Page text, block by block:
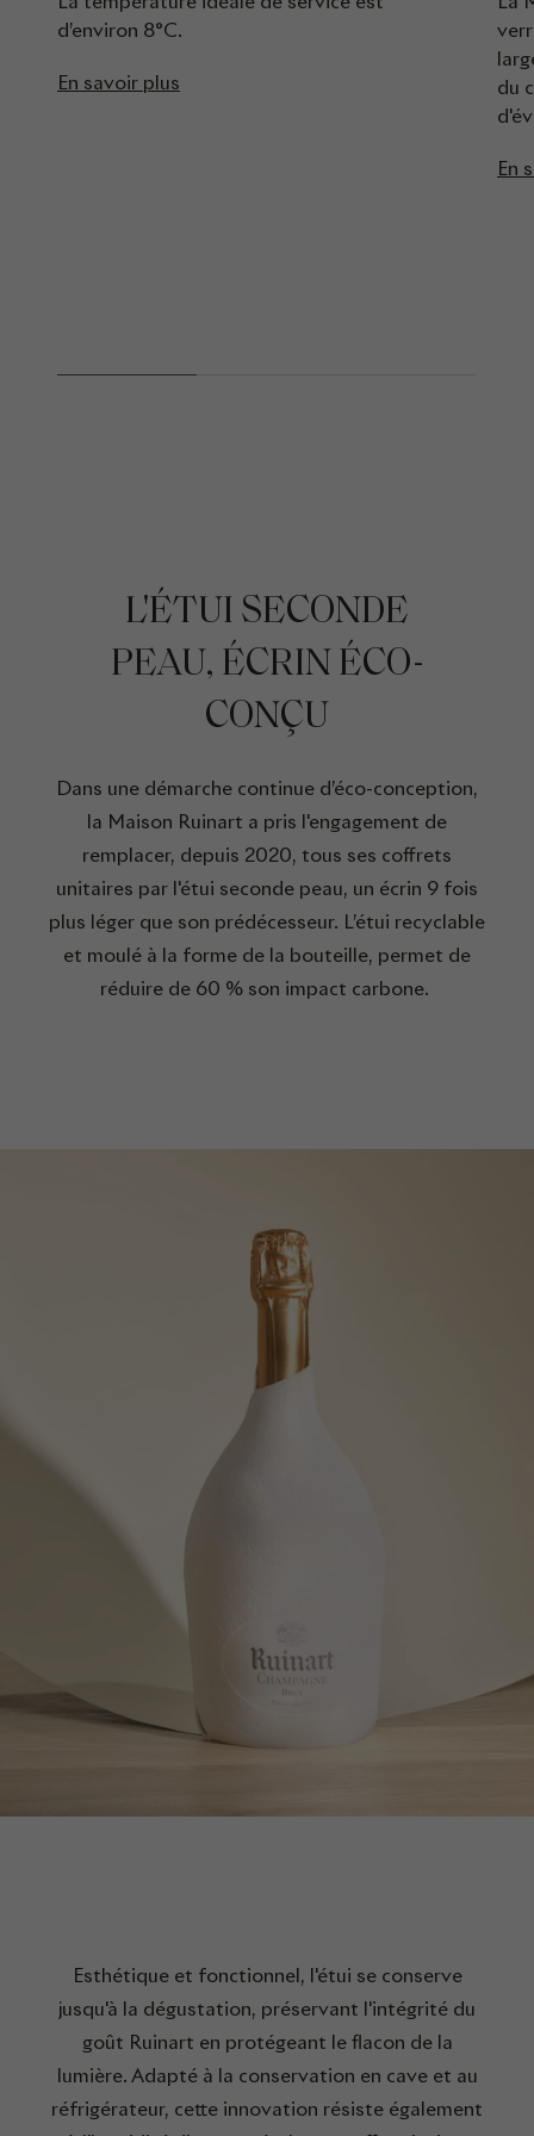
d’environ 8°C.
En savoir plus
du
En
L'ÉTUI SECONDE
PEAU, ÉCRIN ÉCO-
CONÇU
Dans une démarche continue d’éco-conception,
la Maison Ruinart a pris l'engagement de
remplacer, depuis 2020, tous ses coffrets
unitaires par l'étui seconde peau, un écrin 9 fois
plus léger que son prédécesseur. L’étui recyclable
et moulé à la forme de la bouteille, permet de
réduire de 60 % son impact carbone.
Esthétique et fonctionnel, l'étui se conserve
jusqu'à la dégustation, préservant l'intégrité du
goût Ruinart en protégeant le flacon de la
lumière. Adapté à la conservation en cave et au
réfrigérateur, cette innovation résiste également